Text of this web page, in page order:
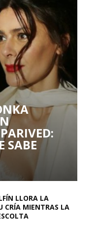
SABE
LLORA LA
CRÍA MIENTRAS LA